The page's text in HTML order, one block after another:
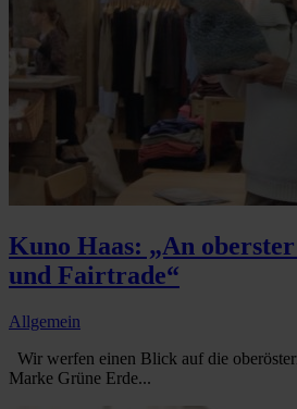
Kuno Haas: „An
und Fairtrade“
Allgemein
Wir werfen einen Blick auf die
Marke Grüne Erde...